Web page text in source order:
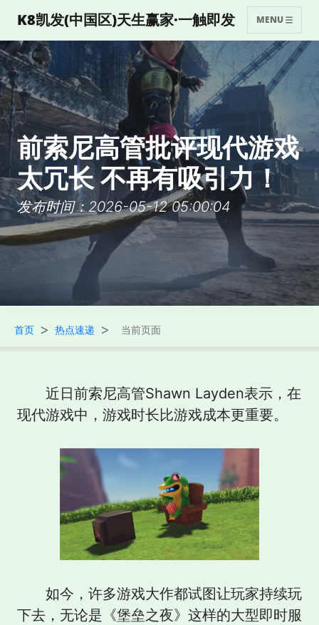
K8凯发(中国区)天生赢家·一触即发 MENU
前索尼高管批评现代游戏
太冗长 不再有吸引力！
发布时间：2026-05-12 05:00:04
首页 > 热点速递 > 当前页面
近日前索尼高管Shawn Layden表示，在
现代游戏中，游戏时长比游戏成本更重要。
如今，许多游戏大作都试图让玩家持续玩
下去，无论是《堡垒之夜》这样的大型即时服